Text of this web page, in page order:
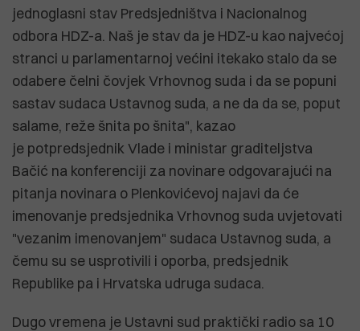
jednoglasni stav Predsjedništva i Nacionalnog
odbora HDZ-a. Naš je stav da je HDZ-u kao najvećoj
stranci u parlamentarnoj većini itekako stalo da se
odabere čelni čovjek Vrhovnog suda i da se popuni
sastav sudaca Ustavnog suda, a ne da da se, poput
salame, reže šnita po šnita", kazao
je potpredsjednik Vlade i ministar graditeljstva
Bačić na konferenciji za novinare odgovarajući na
pitanja novinara o Plenkovićevoj najavi da će
imenovanje predsjednika Vrhovnog suda uvjetovati
"vezanim imenovanjem" sudaca Ustavnog suda, a
čemu su se usprotivili i oporba, predsjednik
Republike pa i Hrvatska udruga sudaca.
Dugo vremena je Ustavni sud praktički radio sa 10